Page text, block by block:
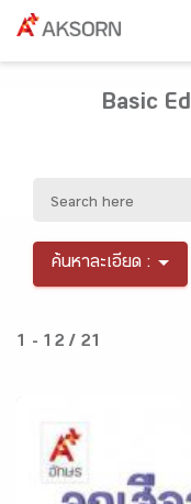
Basic
ค้นหาละเอียด :
1 - 12 / 21